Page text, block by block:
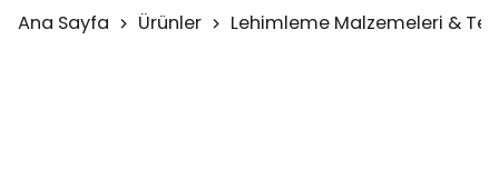
Ana Sayfa Ürünler Lehimleme Malzemeleri &